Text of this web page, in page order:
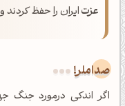
عزتایران را حفظ کردند
صداملر!
اگر اندکی درمورد جنگ